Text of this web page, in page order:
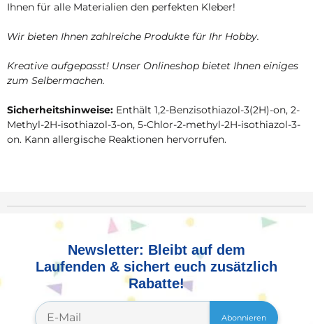
Ihnen für alle Materialien den perfekten Kleber!
Wir bieten Ihnen zahlreiche Produkte für Ihr Hobby.
Kreative aufgepasst! Unser Onlineshop bietet Ihnen einiges
zum Selbermachen.
Sicherheitshinweise: Enthält 1,2-Benzisothiazol-3(2H)-on, 2-
Methyl-2H-isothiazol-3-on, 5-Chlor-2-methyl-2H-isothiazol-3-
on. Kann allergische Reaktionen hervorrufen.
Newsletter: Bleibt auf dem
Laufenden & sichert euch zusätzlich
Rabatte!
Abonnieren